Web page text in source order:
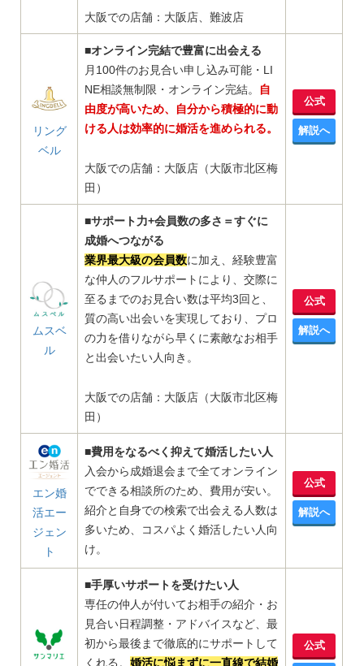
大阪での店舗：大阪店、難波店
リング
ベル
■オンライン完結で豊富に出会える
月100件のお見合い申し込み可能・LI
NE相談無制限・オンライン完結。
自
由度が高いため、自分から積極的に動
ける人は効率的に婚活を進められる。
大阪での店舗：大阪店（大阪市北区梅
田）
公式
解説へ
ムスベ
ル
■サポート力+会員数の多さ＝すぐに
成婚へつながる
業界最大級の会員数に加え、経験豊富
な仲人のフルサポートにより、交際に
至るまでのお見合い数は平均3回と、
質の高い出会いを実現しており、プロ
の力を借りながら早くに素敵なお相手
と出会いたい人向き。
大阪での店舗：大阪店（大阪市北区梅
田）
公式
解説へ
エン婚
活エー
ジェン
ト
■費用をなるべく抑えて婚活したい人
入会から成婚退会まで全てオンライン
でできる相談所のため、費用が安い。
紹介と自身での検索で出会える人数は
多いため、コスパよく婚活したい人向
け。
公式
解説へ
■手厚いサポートを受けたい人
専任の仲人が付いてお相手の紹介・お
見合い日程調整・アドバイスなど、最
初から最後まで徹底的にサポートして
くれる。婚活に悩まずに一直線で結婚
公式